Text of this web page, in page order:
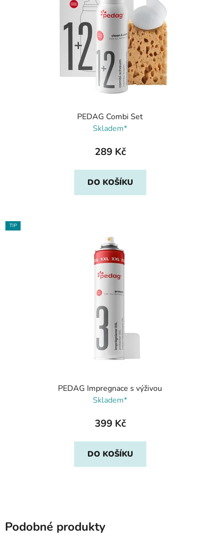
PEDAG Combi Set
Skladem*
289 Kč
DO KOŠÍKU
TIP
PEDAG Impregnace s výživou
Skladem*
399 Kč
DO KOŠÍKU
Podobné produkty